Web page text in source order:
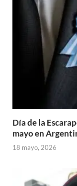
Día de la
mayo en
18 mayo, 2026